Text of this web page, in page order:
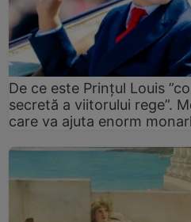
De ce este Prințul Louis
secretă a viitorului rege”.
care va ajuta enorm